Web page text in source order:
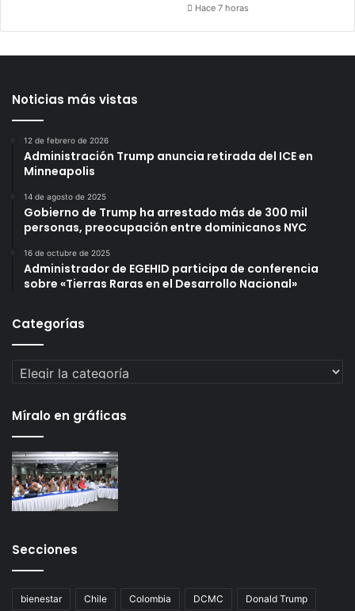
Hace 7 horas
Noticias más vistas
12 de febrero de 2026
Administración Trump anuncia retirada del ICE en
Minneapolis
14 de agosto de 2025
Gobierno de Trump ha arrestado más de 300 mil
personas, preocupación entre dominicanos NYC
16 de octubre de 2025
Administrador de EGEHID participa de conferencia
sobre «Tierras Raras en el Desarrollo Nacional»
Categorías
Categorías
Míralo en gráficas
Secciones
bienestar Chile Colombia DCMC Donald Trump